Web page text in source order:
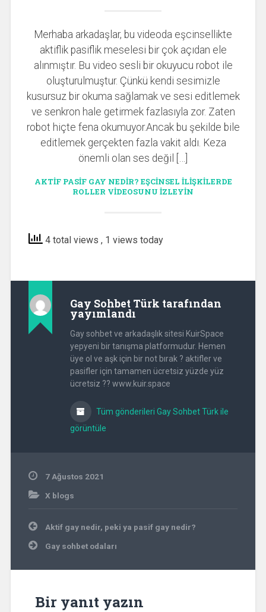
Merhaba arkadaşlar, bu videoda eşcinsellikte
aktiflik pasiflik meselesi bir çok açıdan ele
alınmıştır. Bu video sesli bir okuyucu robot ile
oluşturulmuştur. Çünkü kendi sesimizle
kusursuz bir okuma sağlamak ve sesi editlemek
ve senkron hale getirmek fazlasıyla zor. Zaten
robot hiçte fena okumuyor.Ancak bu şekilde bile
editlemek gerçekten fazla vakit aldı. Keza
önemli olan ses değil […]
AKTIF PASIF GAY NEDIR? EŞCINSEL ILIŞKILERDE
ROLLER VIDEOSUNU IZLEYIN
4 total views , 1 views today
Gay Sohbet Türk tarafından
yayımlandı
Gay sohbet ve arkadaşlık sitesi KuirSpace
yepyeni bir tanışma platformudur. Hemen
üye ol ve aşk için bir not bırak ? aktifler ve
pasifler için tamamen ücretsiz yüzde yüz
ücretsiz ?? www.kuir.space
Tüm gönderileri Gay Sohbet Türk ile
görüntüle
7 Ağustos 2021
X blogs
Yazı
gezinmesi
Aktif gay nedir, peki ya pasif gay nedir?
Gay sohbet odaları
Bir yanıt yazın